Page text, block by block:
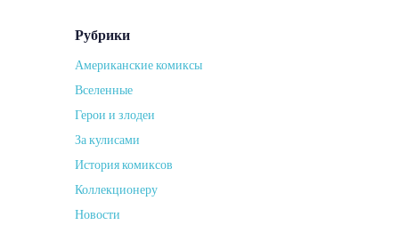
Рубрики
Американские комиксы
Вселенные
Герои и злодеи
За кулисами
История комиксов
Коллекционеру
Новости